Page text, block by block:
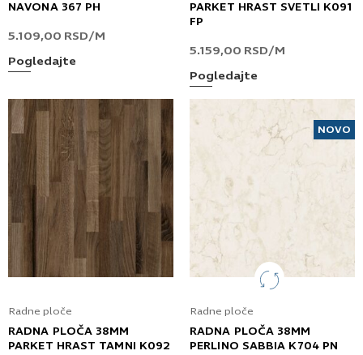
NAVONA 367 PH
5.109,00 RSD/M
Pogledajte
PARKET HRAST SVETLI K091
FP
5.159,00 RSD/M
Pogledajte
Radne ploče
RADNA PLOČA 38MM
PARKET HRAST TAMNI K092
NOVO
Radne ploče
RADNA PLOČA 38MM
PERLINO SABBIA K704 PN